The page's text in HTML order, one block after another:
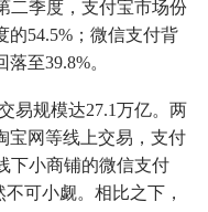
二季度，支付宝市场份
的54.5%；微信支付背
至39.8%。
易规模达27.1万亿。两
宝网等线上交易，支付
下小商铺的微信支付
可小觑。相比之下，